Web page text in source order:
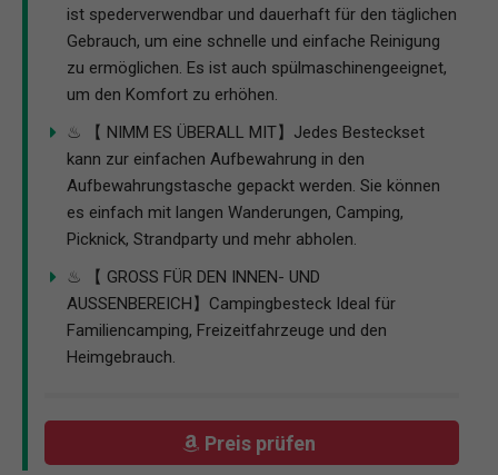
ist spederverwendbar und dauerhaft für den täglichen
Gebrauch, um eine schnelle und einfache Reinigung
zu ermöglichen. Es ist auch spülmaschinengeeignet,
um den Komfort zu erhöhen.
♨ 【 NIMM ES ÜBERALL MIT】Jedes Besteckset
kann zur einfachen Aufbewahrung in den
Aufbewahrungstasche gepackt werden. Sie können
es einfach mit langen Wanderungen, Camping,
Picknick, Strandparty und mehr abholen.
♨ 【 GROSS FÜR DEN INNEN- UND
AUSSENBEREICH】Campingbesteck Ideal für
Familiencamping, Freizeitfahrzeuge und den
Heimgebrauch.
Preis prüfen